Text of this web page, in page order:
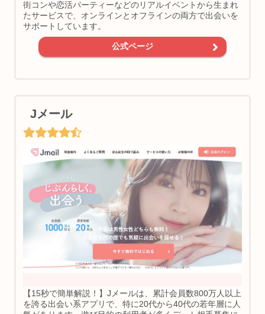
街コンや恋活パーティーなどのリアルイベントから生まれ
たサービスで、オンラインとオフラインの両方で出会いを
サポートしています。
公式ページ
Jメール
【15秒で簡単解説！】Jメールは、累計会員数800万人以上
を誇る出会い系アプリで、特に20代から40代の若年層に人